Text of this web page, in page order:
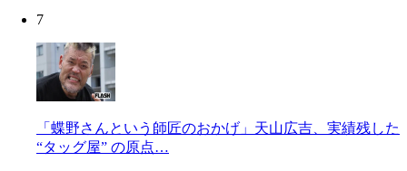
7
「蝶野さんという師匠のおかげ」天山広吉、実績残した
“タッグ屋” の原点…